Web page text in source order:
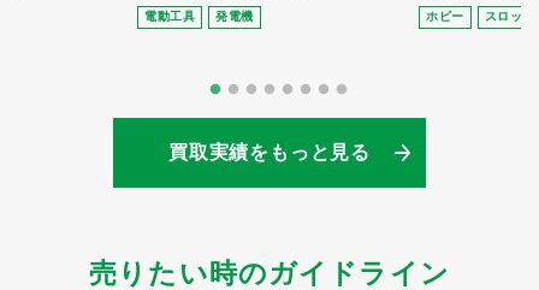
電動⼯具 発電機 ホビー スロット
買取実績をもっと見る
売りたい時のガイドライン